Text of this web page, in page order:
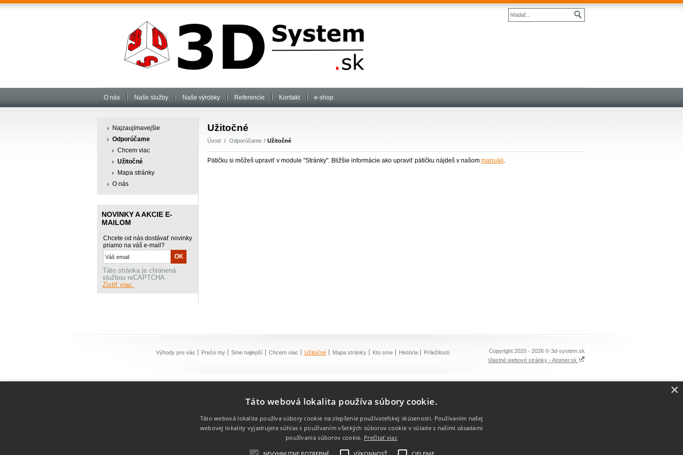
O nás Naše služby Naše výrobky Referencie Kontakt e-shop
Najzaujímavejšie
Odporúčame
Chcem viac
Užitočné
Mapa stránky
O nás
NOVINKY A AKCIE E-
MAILOM
Chcete od nás dostávať novinky
priamo na váš e-mail?
Táto stránka je chránená
službou reCAPTCHA.
Zistiť viac.
Užitočné
Úvod Odporúčame Užitočné
Pätičku si môžeš upraviť v module "Stránky". Bližšie informácie ako upraviť pätičku nájdeš v našom manuáli.
Výhody pre vás Prečo my Sme najlepší Chcem viac Užitočné Mapa stránky Kto sme História Príležitosti
Copyright 2020 - 2026 © 3d-system.sk
Vlastné webové stránky - Atomer.sk
×
Táto webová lokalita používa súbory cookie.
Táto webová lokalita používa súbory cookie na zlepšenie používateľskej skúsenosti. Používaním našej
webovej lokality vyjadrujete súhlas s používaním všetkých súborov cookie v súlade s našimi zásadami
používania súborov cookie. Prečítať viac